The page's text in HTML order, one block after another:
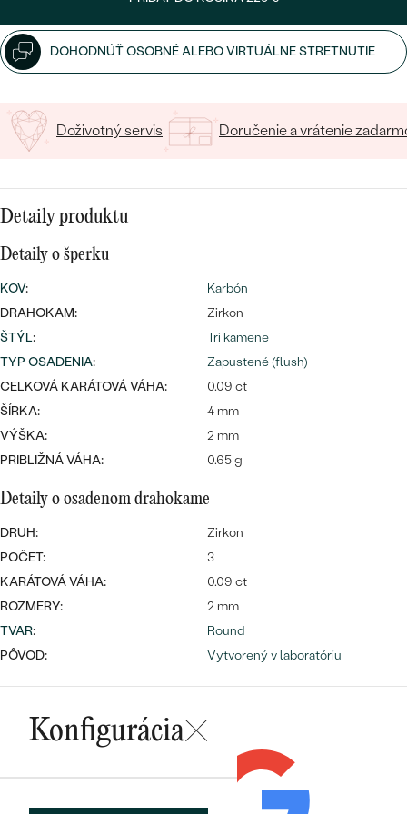
Najpredávanejšie
svadobné
obrúčky
DRAHOKAM
ZLATO
PLATINA
STRIEBRO
Wave kolekcia
S DRAHOKAMAMI
S LAB GROWN DIAMANTMI
S PERLAMI
PERSONALIZOVANÉ
SYMBOLICKÉ
MINIMALISTICKÉ
PODĽA FARBY
PODĽA TVARU DRAHOKAMU
DIAMANTY
Najpredávanejšie
náušnice
PREZRIEŤ
CENOVO DOSTUPNÉ
LUXUSNÉ
Personalizované
prívesky
Najpredávanejšie
prstene
PREZRIEŤ
DOHODNÚŤ OSOBNÉ ALEBO VIRTUÁLNE STRETNUTIE
Doživotný servis Doručenie a vrátenie
Detaily produktu
Detaily o šperku
KOV:
Karbón
DRAHOKAM:
Zirkon
ŠTÝL:
Tri kamene
TYP OSADENIA:
Zapustené (flush)
CELKOVÁ KARÁTOVÁ VÁHA:
0.09 ct
ŠÍRKA:
4 mm
VÝŠKA:
2 mm
PRIBLIŽNÁ VÁHA:
0.65 g
Detaily o osadenom drahokame
DRUH:
Zirkon
POČET:
3
KARÁTOVÁ VÁHA:
0.09 ct
ROZMERY:
2 mm
TVAR:
Round
PÔVOD:
Vytvorený v laboratóriu
Konfigurácia